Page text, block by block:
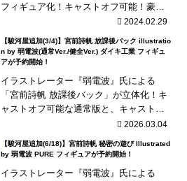
フィギュア化！キャストオフ可能！豪華
版は「30×60cmタペストリー」が付属！
発売中止となる...
2024.02.29
【駿河屋追加(3/4)】宮前詩帆 放課後バック illustratio
n by 弱電波(通常Ver./健全Ver.) ダイキ工業 フィギュ
アが予約開始！
イラストレーター『弱電波』氏による
「宮前詩帆 放課後バック」が立体化！キ
ャストオフ可能な通常版と、キャストオ
2026.03.04
【駿河屋追加(6/18)】宮前詩帆 秘密の遊び Illustrated
by 弱電波 PURE フィギュアが予約開始！
イラストレーター『弱電波』氏による